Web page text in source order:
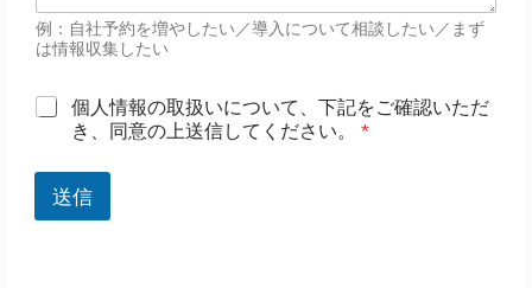
例：自社予約を増やしたい／導入について相談したい／まず
は情報収集したい
個
報
個人情報の取扱いについて、下記をご確認いただ
き、同意の上送信してください。 *
送信